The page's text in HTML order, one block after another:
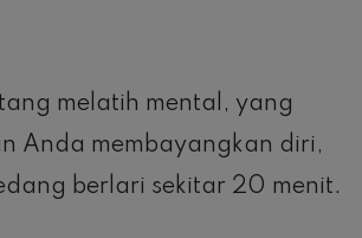
melatih mental, yang
Anda membayangkan diri,
berlari sekitar 20 menit.